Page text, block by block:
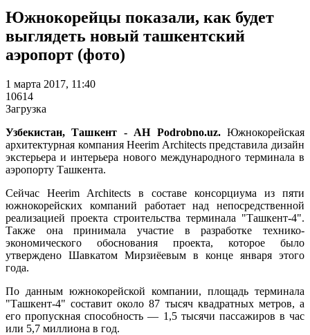
Южнокорейцы показали, как будет
выглядеть новый ташкентский
аэропорт (фото)
1 марта 2017, 11:40
10614
Загрузка
Узбекистан, Ташкент - АН Podrobno.uz.Южнокорейская
архитектурная компания Heerim Architects представила дизайн
экстерьера и интерьера нового международного терминала в
аэропорту Ташкента.
Сейчас Heerim Architects в составе консорциума из пяти
южнокорейских компаний работает над непосредственной
реализацией проекта строительства терминала "Ташкент-4".
Также она принимала участие в разработке технико-
экономического обоснования проекта, которое было
утверждено Шавкатом Мирзиёевым в конце января этого
года.
По данным южнокорейской компании, площадь терминала
"Ташкент-4" составит около 87 тысяч квадратных метров, а
его пропускная способность — 1,5 тысячи пассажиров в час
или 5,7 миллиона в год.